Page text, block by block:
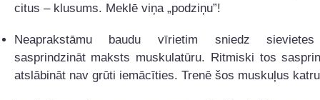
citus – klusums. Meklē viņa „podziņu”!
Neaprakstāmu baudu vīrietim sniedz
sasprindzināt maksts muskulatūru. Ritmiski tos
atslābināt nav grūti iemācīties. Trenē šos muskuļus